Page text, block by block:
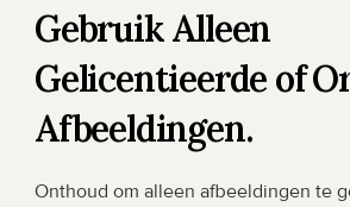
Gebruik Alleen
Gelicentieerde of
Afbeeldingen.
Onthoud om alleen afbeeldingen te